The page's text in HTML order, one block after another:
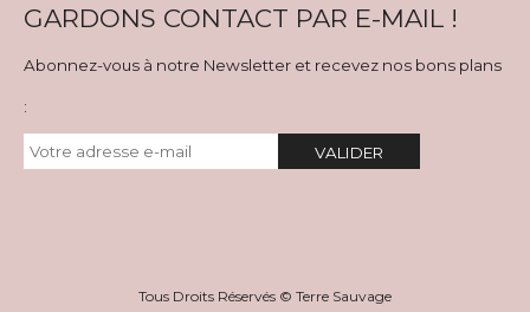
GARDONS CONTACT PAR E-MAIL !
Abonnez-vous à notre Newsletter et recevez nos bons plans
:
VALIDER
Tous Droits Réservés © Terre Sauvage